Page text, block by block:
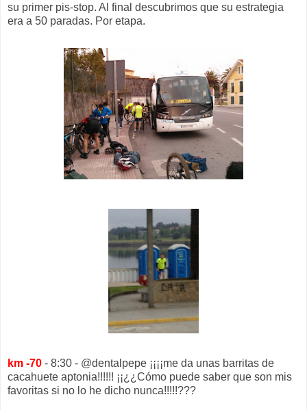
su primer pis-stop. Al final descubrimos que su estrategia
era a 50 paradas. Por etapa.
km -70 - 8:30 - @dentalpepe ¡¡¡¡me da unas barritas de
cacahuete aptonia!!!!!! ¡¡¿¿Cómo puede saber que son mis
favoritas si no lo he dicho nunca!!!!!???